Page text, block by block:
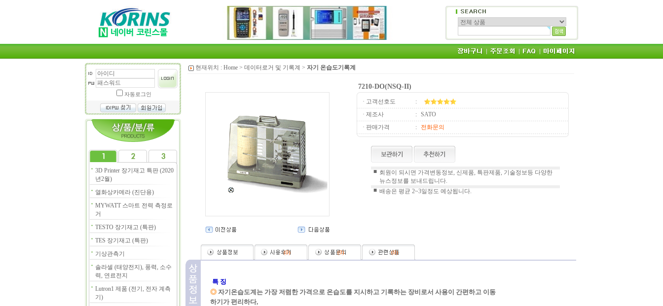
자동로그인
3D Printer 장기재고 특판 (2020
년2월)
열화상카메라 (진단용)
MYWATT 스마트 전력 측정로
거
TESTO 장기재고 (특판)
TES 장기재고 (특판)
기상관측기
솔라셀 (태양전지), 풍력, 소수
력, 연료전지
Lutron1 제품 (전기, 전자 계측
기)
현재위치 : Home > 데이터로거 및 기록계 > 자기 온습도기록계
7210-DO(NSQ-II)
· 고객선호도
:
· 제조사
:
SATO
· 판매가격
: 전화문의
■ 회원이 되시면 가격변동정보, 신제품, 특판제품, 기술정보등 다양한
뉴스정보를 보내드립니다.
■ 배송은 평균 2~3일정도 예상됩니다.
(0) (0) (0)
특 징
◎ 자기온습도계는 가장 저렴한 가격으로 온습도를 지시하고 기록하는 장비로서 사용이 간편하고 이동
하기가 편리하다,